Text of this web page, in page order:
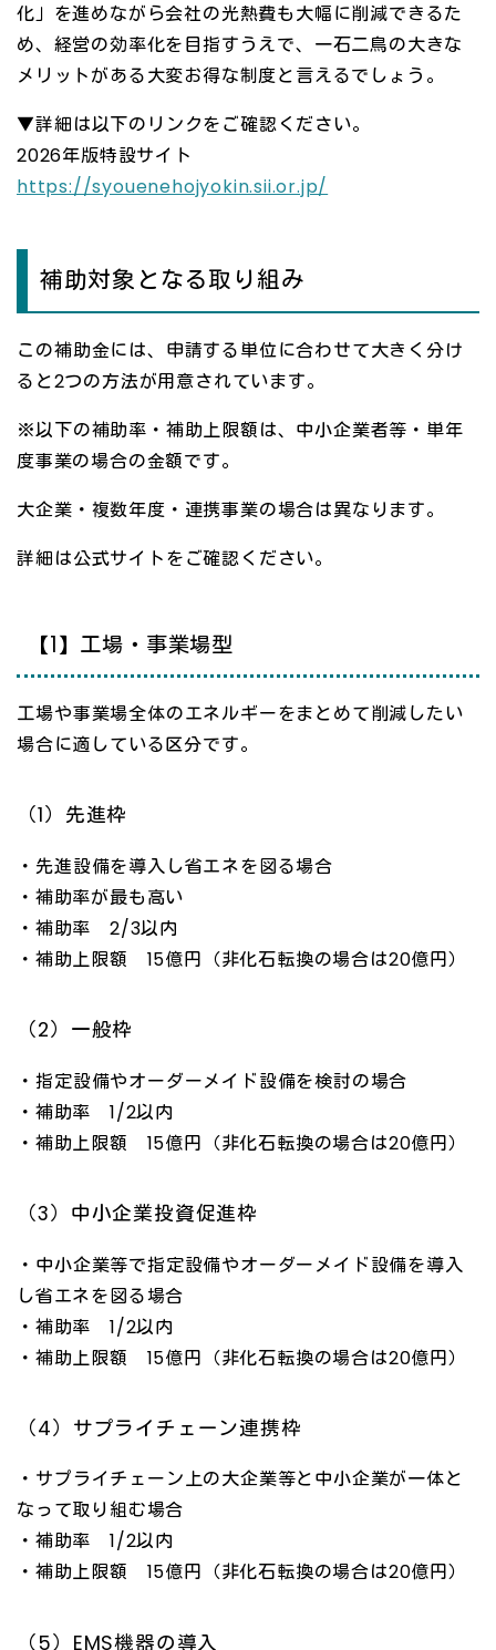
化」を進めながら会社の光熱費も大幅に削減できるた
め、経営の効率化を目指すうえで、一石二鳥の大きな
メリットがある大変お得な制度と言えるでしょう。
▼詳細は以下のリンクをご確認ください。
2026年版特設サイト
https://syouenehojyokin.sii.or.jp/
補助対象となる取り組み
この補助金には、申請する単位に合わせて大きく分け
ると2つの方法が用意されています。
※以下の補助率・補助上限額は、中小企業者等・単年
度事業の場合の金額です。
大企業・複数年度・連携事業の場合は異なります。
詳細は公式サイトをご確認ください。
【1】工場・事業場型
工場や事業場全体のエネルギーをまとめて削減したい
場合に適している区分です。
（1）先進枠
・先進設備を導入し省エネを図る場合
・補助率が最も高い
・補助率 2/3以内
・補助上限額 15億円（非化石転換の場合は20億円）
（2）一般枠
・指定設備やオーダーメイド設備を検討の場合
・補助率 1/2以内
・補助上限額 15億円（非化石転換の場合は20億円）
（3）中小企業投資促進枠
・中小企業等で指定設備やオーダーメイド設備を導入
し省エネを図る場合
・補助率 1/2以内
・補助上限額 15億円（非化石転換の場合は20億円）
（4）サプライチェーン連携枠
・サプライチェーン上の大企業等と中小企業が一体と
なって取り組む場合
・補助率 1/2以内
・補助上限額 15億円（非化石転換の場合は20億円）
（5）EMS機器の導入